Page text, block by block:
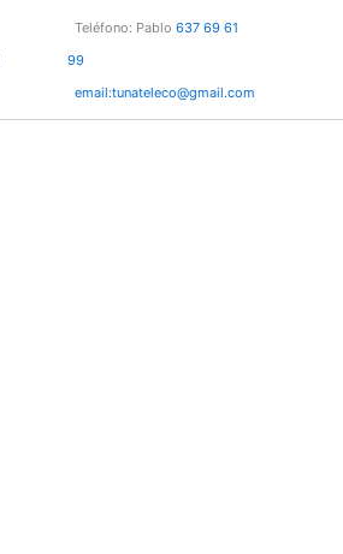
Teléfono: Pablo 637 69 61
99
email:tunateleco@gmail.com